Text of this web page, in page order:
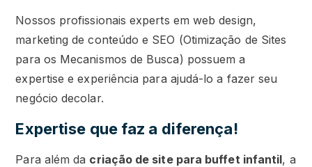
Nossos profissionais experts em web design,
marketing de conteúdo e SEO (Otimização de Sites
para os Mecanismos de Busca) possuem a
expertise e experiência para ajudá-lo a fazer seu
negócio decolar.
Expertise que faz a diferença!
Para além da criação de site para buffet infantil, a